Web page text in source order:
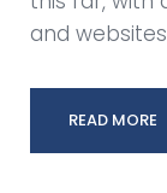
and
READ MORE